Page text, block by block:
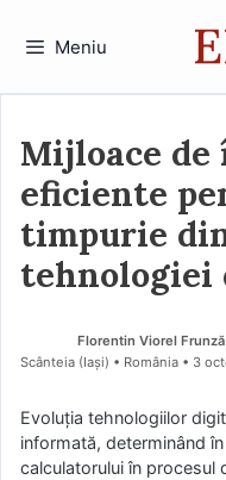
Meniu
Mijloace
eficiente
timpurie
tehnologiei
Florentin Viorel Frunză
Scânteia (Iaşi) • România
3
Evoluția tehnologiilor
informată, determinând
calculatorului în procesul